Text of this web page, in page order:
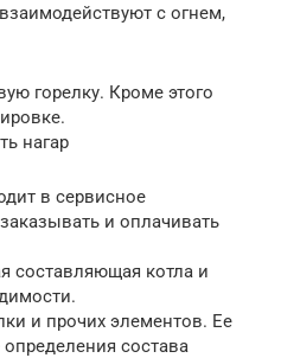
с огнем,
горелку. Кроме этого
нагар
в сервисное
и оплачивать
составляющая котла и
и прочих элементов. Ее
состава